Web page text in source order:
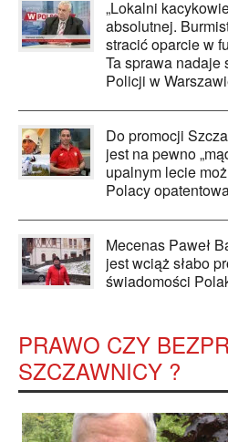
„Lokalni
absolutnej.
stracić oparcie w
Ta sprawa nadaje
Policji w
Do promocji
jest na pewno
upalnym lecie
Polacy
Mecenas Paweł
jest wciąż słabo
świadomości
PRAWO CZY
SZCZAWNICY ?